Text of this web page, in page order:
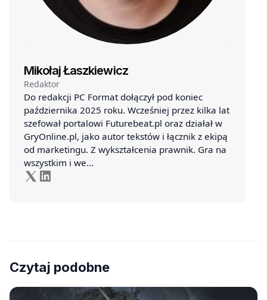
Mikołaj Łaszkiewicz
Redaktor
Do redakcji PC Format dołączył pod koniec
października 2025 roku. Wcześniej przez kilka lat
szefował portalowi Futurebeat.pl oraz działał w
GryOnline.pl, jako autor tekstów i łącznik z ekipą
od marketingu. Z wykształcenia prawnik. Gra na
wszystkim i we…
Czytaj podobne